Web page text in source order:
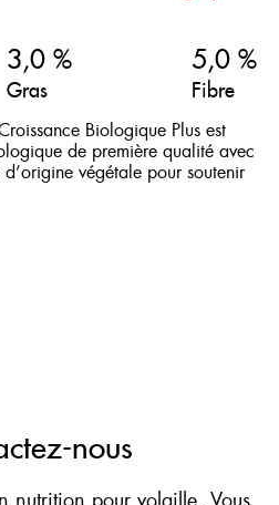
3,0 %
Gras
5,0 %
Fibre
Biologique Plus est
de première qualité avec
végétale pour soutenir
nous
nutrition pour volaille. Vous